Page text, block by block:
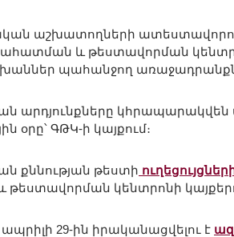
աշխատողների
և թեստավորման
պահանջող
արդյունքները
օրը՝ ԳԹԿ-ի կայքում։
քննության թեստի
կենտրոնի
29-ին իրականացվելու է